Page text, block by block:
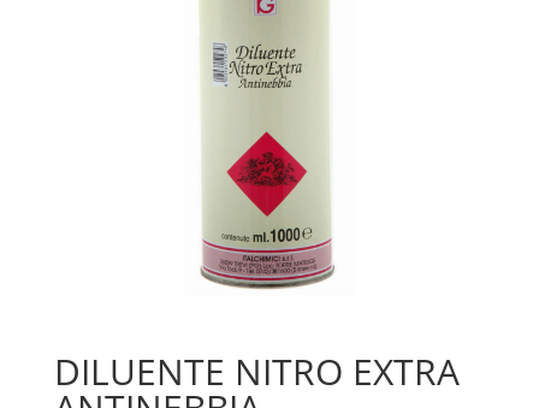
DILUENTE NITRO EXTRA